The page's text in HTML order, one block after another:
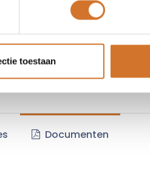
toestaan
Fabrikantcode : 33RAYH
Minimale afname : 5 stuks
Documenten